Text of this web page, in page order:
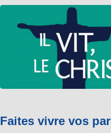
Faites vivre vos